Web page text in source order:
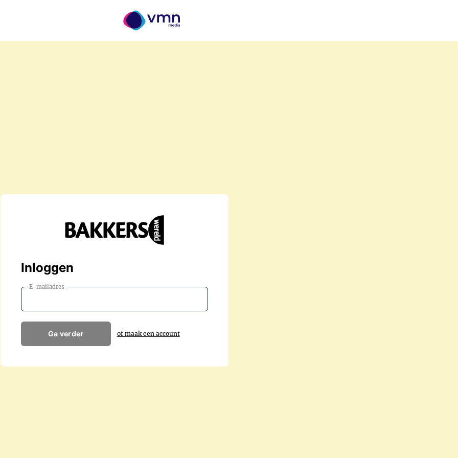
Inloggen
E-mailadres
Ga verder of maak een account